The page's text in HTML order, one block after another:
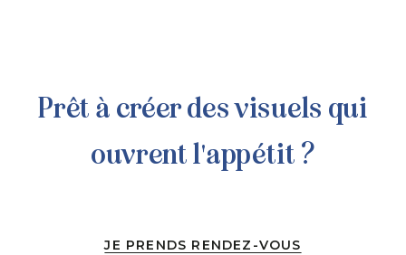
Prêt à créer des visuels qui
ouvrent l'appétit ?
JE PRENDS RENDEZ-VOUS